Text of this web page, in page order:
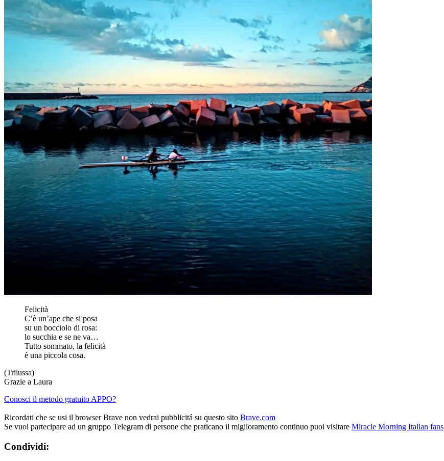
Felicità
C’è un’ape che si posa
su un bocciolo di rosa:
lo succhia e se ne va…
Tutto sommato, la felicità
è una piccola cosa.
(Trilussa)
Grazie a Laura
Conosci il metodo gratuito APPO?
Ricordati che se usi il browser Brave non vedrai pubblicitá su questo sito Brave.com
Se vuoi partecipare ad un gruppo Telegram di persone che praticano il miglioramento continuo puoi visitare Miracle Morning Italian fans
Condividi: